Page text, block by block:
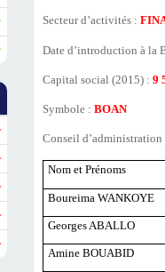
Secteur d’activités :
Date d’introduction à la
Capital social (2015) : 9
Symbole : BOAN
Conseil d’administration
Nom et Prénoms
Boureima WANKOYE
Georges ABALLO
Amine BOUABID